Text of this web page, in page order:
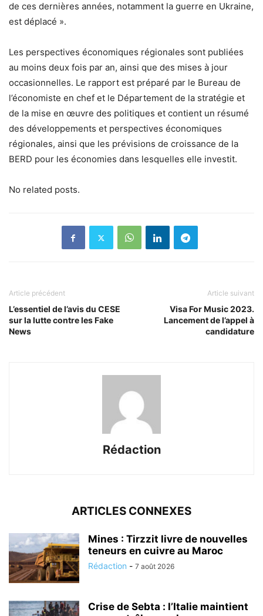
de ces dernières années, notamment la guerre en Ukraine,
est déplacé ».
Les perspectives économiques régionales sont publiées
au moins deux fois par an, ainsi que des mises à jour
occasionnelles. Le rapport est préparé par le Bureau de
l’économiste en chef et le Département de la stratégie et
de la mise en œuvre des politiques et contient un résumé
des développements et perspectives économiques
régionales, ainsi que les prévisions de croissance de la
BERD pour les économies dans lesquelles elle investit.
No related posts.
Article précédent
L’essentiel de l’avis du CESE
sur la lutte contre les Fake
News
Article suivant
Visa For Music 2023.
Lancement de l’appel à
candidature
Rédaction
ARTICLES CONNEXES
Mines : Tirzzit livre de nouvelles
teneurs en cuivre au Maroc
Rédaction - 7 août 2026
Crise de Sebta : l’Italie maintient